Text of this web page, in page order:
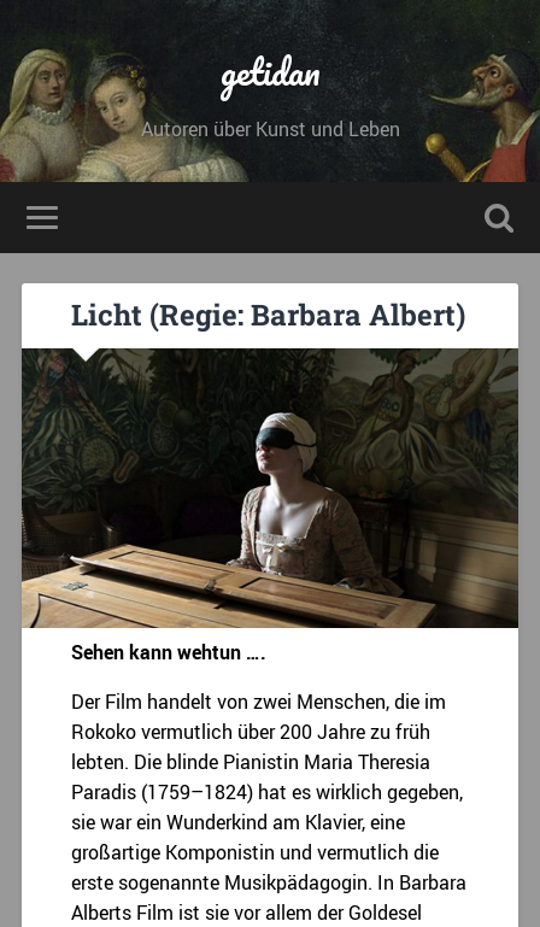
getidan
Autoren über Kunst und Leben
Licht (Regie: Barbara Albert)
Sehen kann wehtun ….
Der Film handelt von zwei Menschen, die im
Rokoko vermutlich über 200 Jahre zu früh
lebten. Die blinde Pianistin Maria Theresia
Paradis (1759–1824) hat es wirklich gegeben,
sie war ein Wunderkind am Klavier, eine
großartige Komponistin und vermutlich die
erste sogenannte Musikpädagogin. In Barbara
Alberts Film ist sie vor allem der Goldesel